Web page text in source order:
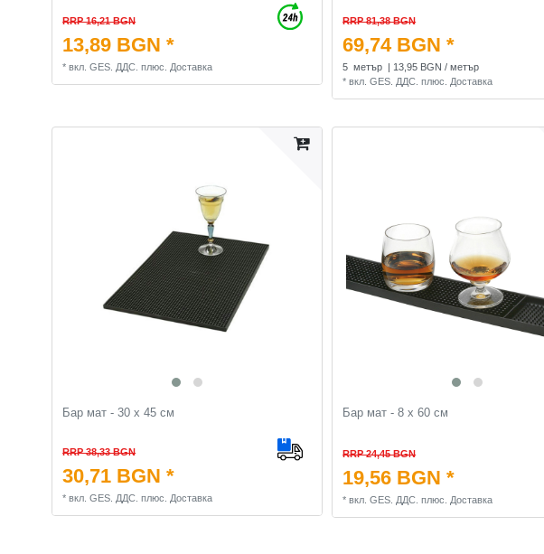
RRP 16,21 BGN
13,89 BGN *
*вкл. GES. ДДС. плюс. Доставка
RRP 81,38 BGN
69,74 BGN *
5 метър | 13,95 BGN / метър
*вкл. GES. ДДС. плюс. Доставка
Бар мат - 30 x 45 см
RRP 38,33 BGN
30,71 BGN *
*вкл. GES. ДДС. плюс. Доставка
Бар мат - 8 x 60 см
RRP 24,45 BGN
19,56 BGN *
*вкл. GES. ДДС. плюс. Доставка